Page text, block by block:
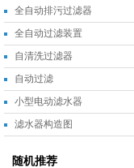
全自动排污过滤器
全自动过滤装置
自清洗过滤器
自动过滤
小型电动滤水器
滤水器构造图
随机推荐